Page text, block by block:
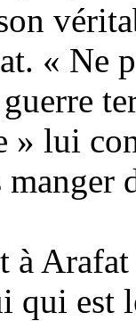
« Ne
» lui
Arafat
qui